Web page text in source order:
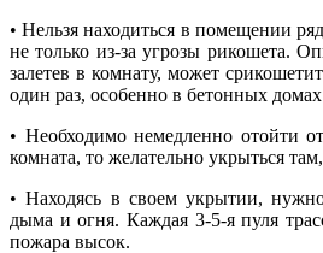
• Нельзя находиться в помещении
не только из-за угрозы рикошета.
залетев в комнату, может
один раз, особенно в бетонных
• Необходимо немедленно отойти
комната, то желательно укрыться
• Находясь в своем укрытии,
дыма и огня. Каждая 3-5-я пуля
пожара высок.